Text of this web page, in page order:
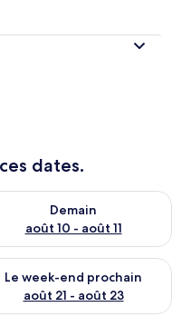
dates.
9 - août 10
Demain
août 10 - août 11
la disponibilité pour
août 14 - août 16
Le week-end prochain
août 21 - août 23
la disponibilité pour